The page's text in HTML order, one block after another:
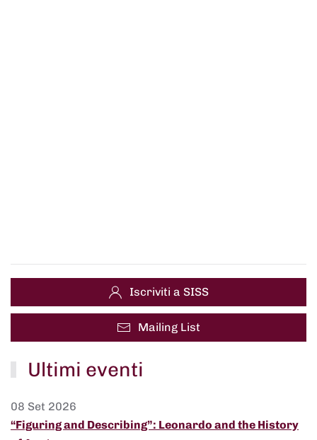
Iscriviti a SISS
Mailing List
Ultimi eventi
08 Set 2026
“Figuring and Describing”: Leonardo and the History